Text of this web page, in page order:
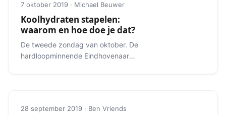
7 oktober 2019 · Michael Beuwer
Koolhydraten stapelen:
waarom en hoe doe je dat?
De tweede zondag van oktober. De
hardloopminnende Eindhovenaar
28 september 2019 · Ben Vriends